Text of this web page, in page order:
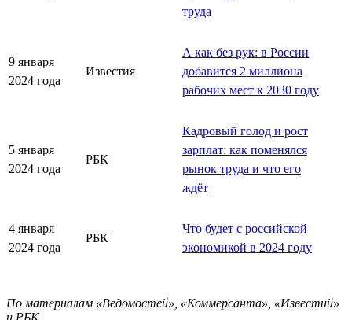
труда
9 января
2024 года
Известия
А как без рук: в России
добавится 2 миллиона
рабочих мест к 2030 году
5 января
2024 года
РБК
Кадровый голод и рост
зарплат: как поменялся
рынок труда и что его
ждёт
4 января
2024 года
РБК
Что будет с российской
экономикой в 2024 году
По материалам «Ведомостей», «Коммерсанта», «Известий»
и РБК